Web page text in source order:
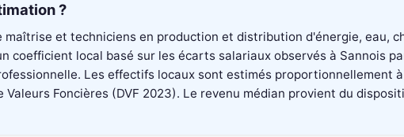
?
et techniciens en production et distribution d'énergie, eau,
coefficient local basé sur les écarts salariaux observés à Sannois
Les effectifs locaux sont estimés proportionnellement
Foncières (DVF 2023). Le revenu médian provient du